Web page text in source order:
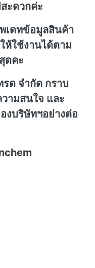
ะดวกค่ะ
เดทข้อมูลสินค้า
ห้ใช้งานได้ตาม
ดคะ
ด จำกัด กราบ
ามสนใจ และ
บริษัทฯอย่างต่อ